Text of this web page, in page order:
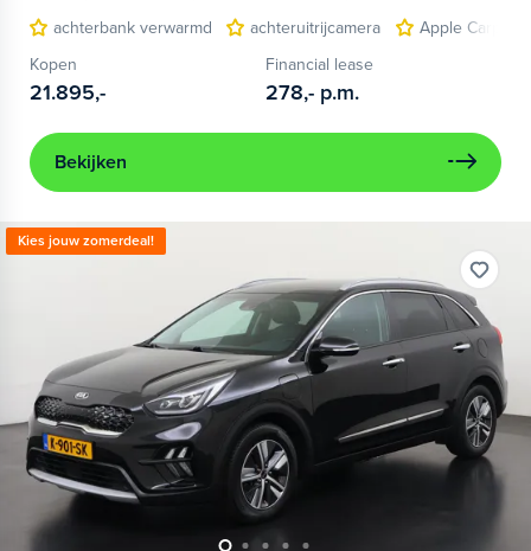
achterbank verwarmd
achteruitrijcamera
Apple
Kopen
21.895,-
Financial lease
278,- p.m.
Bekijken
Kies jouw zomerdeal!